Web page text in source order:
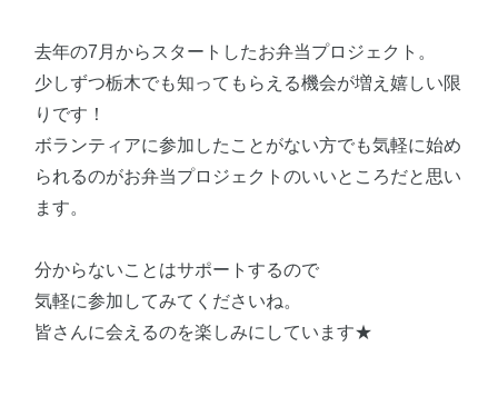
去年の7月からスタートしたお弁当プロジェクト。
少しずつ栃木でも知ってもらえる機会が増え嬉しい限
りです！
ボランティアに参加したことがない方でも気軽に始め
られるのがお弁当プロジェクトのいいところだと思い
ます。
分からないことはサポートするので
気軽に参加してみてくださいね。
皆さんに会えるのを楽しみにしています★